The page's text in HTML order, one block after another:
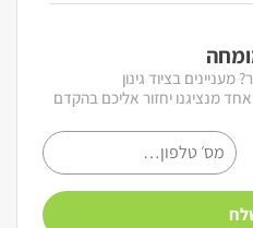
בציוד גינון
מנציגנו יחזור אליכם בהקדם